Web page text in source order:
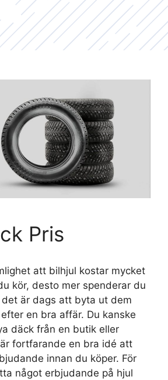
Pris
att bilhjul kostar mycket
kör, desto mer spenderar du
det är dags att byta ut dem
en bra affär. Du kanske
däck från en butik eller
fortfarande en bra idé att
innan du köper. För
något erbjudande på hjul